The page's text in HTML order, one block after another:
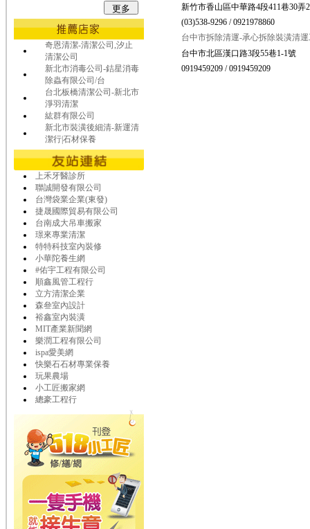
奇恩清潔-清潔公司,汐止
清潔公司
新北市消毒公司-銡星消毒
除蟲有限公司/台
台北板橋清潔公司-新北市
淨羽清潔
紘群有限公司
新北市裝潢後細清-新運清
潔行|石材保養
上禾牙醫診所
聯誠開發有限公司
台灣袋業企業(東發)
捷晟國際貿易有限公司
台南成大吊車搬家
璟來專業清潔
特特科技室內裝修
小華陀養生網
#佑宇工程有限公司
順鑫風管工程行
立方清潔企業
森叄室內設計
裕鑫室內裝潢
MIT產業新聞網
樂潤工程有限公司
ispa愛美網
快樂石石材專業保養
玩果農場
小工匠搬家網
總豪工程行
新竹市香山區中華路4段411巷30弄
(03)538-9296 / 0921978860
台中市拆除清運-承心拆除裝潢清
台中市北區漢口路3段55巷1-1號
0919459209 / 0919459209